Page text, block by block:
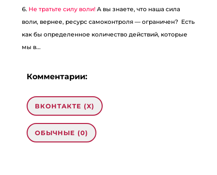
Не тратьте силу воли! А вы знаете, что наша сила
воли, вернее, ресурс самоконтроля — ограничен? Есть
как бы определенное количество действий, которые
мы в...
Комментарии:
ВКОНТАКТЕ (X)
ОБЫЧНЫЕ (0)